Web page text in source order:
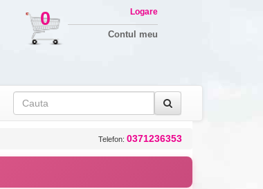
0 Logare
Contul meu
Telefon: 0371236353